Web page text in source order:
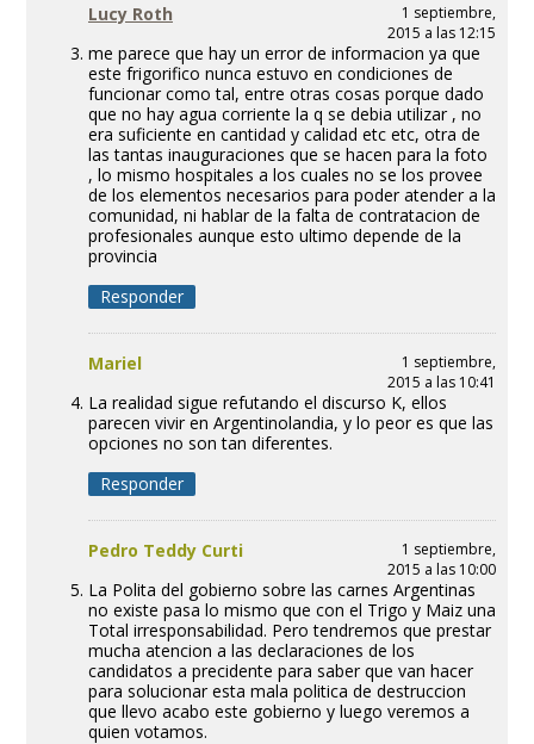
Lucy Roth
1 septiembre,
2015 a las 12:15
me parece que hay un error de informacion ya que
este frigorifico nunca estuvo en condiciones de
funcionar como tal, entre otras cosas porque dado
que no hay agua corriente la q se debia utilizar , no
era suficiente en cantidad y calidad etc etc, otra de
las tantas inauguraciones que se hacen para la foto
, lo mismo hospitales a los cuales no se los provee
de los elementos necesarios para poder atender a la
comunidad, ni hablar de la falta de contratacion de
profesionales aunque esto ultimo depende de la
provincia
Responder
Mariel
1 septiembre,
2015 a las 10:41
La realidad sigue refutando el discurso K, ellos
parecen vivir en Argentinolandia, y lo peor es que las
opciones no son tan diferentes.
Responder
Pedro Teddy Curti
1 septiembre,
2015 a las 10:00
La Polita del gobierno sobre las carnes Argentinas
no existe pasa lo mismo que con el Trigo y Maiz una
Total irresponsabilidad. Pero tendremos que prestar
mucha atencion a las declaraciones de los
candidatos a precidente para saber que van hacer
para solucionar esta mala politica de destruccion
que llevo acabo este gobierno y luego veremos a
quien votamos.